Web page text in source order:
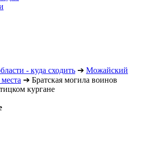
- куда сходить ➔ Можайский
➔ Братская могила воинов
кургане